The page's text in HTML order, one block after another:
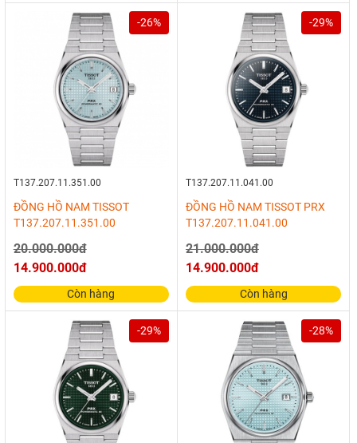
-26%
T137.207.11.351.00
ĐỒNG HỒ NAM TISSOT
T137.207.11.351.00
20.000.000đ
14.900.000đ
Còn hàng
-29%
T137.207.11.041.00
ĐỒNG HỒ NAM TISSOT PRX
T137.207.11.041.00
21.000.000đ
14.900.000đ
Còn hàng
-29% -28%